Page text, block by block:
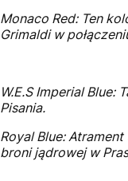
Monaco Red: Ten
Grimaldi w
W.E.S Imperial
Pisania.
Royal Blue:
broni jądrowej w